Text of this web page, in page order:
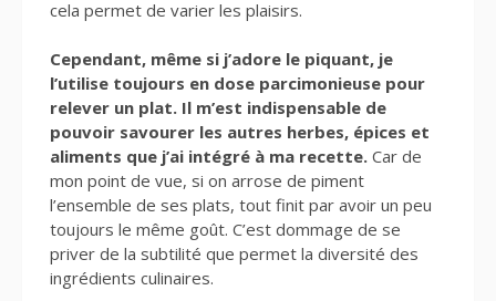
cela permet de varier les plaisirs.
Cependant, même si j’adore le piquant, je
l’utilise toujours en dose parcimonieuse pour
relever un plat. Il m’est indispensable de
pouvoir savourer les autres herbes, épices et
aliments que j’ai intégré à ma recette. Car de
mon point de vue, si on arrose de piment
l’ensemble de ses plats, tout finit par avoir un peu
toujours le même goût. C’est dommage de se
priver de la subtilité que permet la diversité des
ingrédients culinaires.